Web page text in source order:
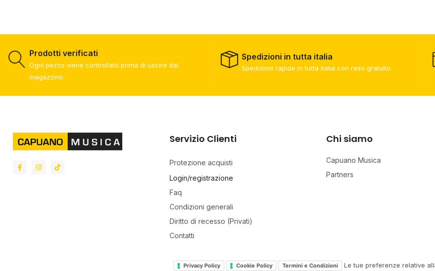
Prodotti verificati
Ogni pezzo viene controllato prima di uscire dal
magazzino.
Spedizioni in tutta italia
Spedizioni rapide in tutta italia con reso gratuito
Servizio Clienti
Protezione acquisti
Login/registrazione
Faq
Condizioni generali
Diritto di recesso (Privati)
Contatti
Chi siamo
Capuano Musica
Partners
Privacy Policy Cookie Policy Termini e Condizioni
Le tue preferenze relative